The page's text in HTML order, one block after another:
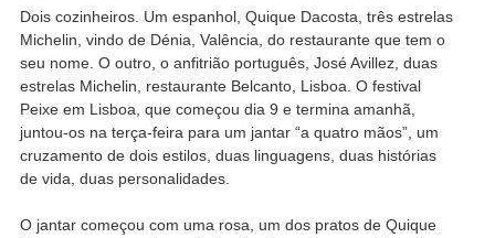
Dois cozinheiros. Um espanhol, Quique Dacosta, três estrelas
Michelin, vindo de Dénia, Valência, do restaurante que tem o
seu nome. O outro, o anfitrião português, José Avillez, duas
estrelas Michelin, restaurante Belcanto, Lisboa. O festival
Peixe em Lisboa, que começou dia 9 e termina amanhã,
juntou-os na terça-feira para um jantar “a quatro mãos”, um
cruzamento de dois estilos, duas linguagens, duas histórias
de vida, duas personalidades.
O jantar começou com uma rosa, um dos pratos de Quique